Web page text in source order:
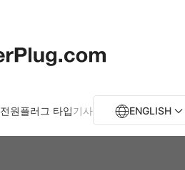
전원플러그 타입기사 ENGLISH